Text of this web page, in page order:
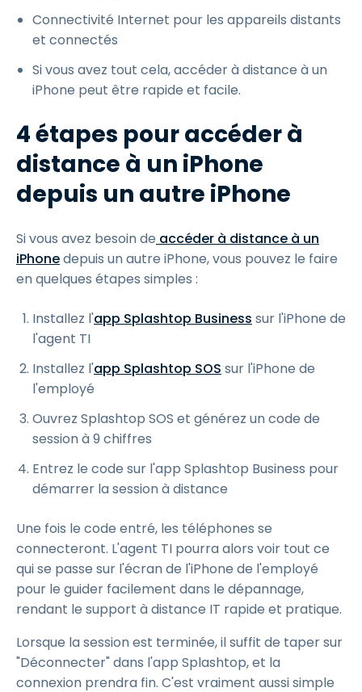
Connectivité Internet pour les appareils distants
et connectés
Si vous avez tout cela, accéder à distance à un
iPhone peut être rapide et facile.
4 étapes pour accéder à
distance à un iPhone
depuis un autre iPhone
Si vous avez besoin de accéder à distance à un
iPhonedepuis un autre iPhone, vous pouvez le faire
en quelques étapes simples :
Installez l'app Splashtop Business sur l'iPhone de
l'agent TI
Installez l'app Splashtop SOS sur l'iPhone de
l'employé
Ouvrez Splashtop SOS et générez un code de
session à 9 chiffres
Entrez le code sur l'app Splashtop Business pour
démarrer la session à distance
Une fois le code entré, les téléphones se
connecteront. L'agent TI pourra alors voir tout ce
qui se passe sur l'écran de l'iPhone de l'employé
pour le guider facilement dans le dépannage,
rendant le support à distance IT rapide et pratique.
Lorsque la session est terminée, il suffit de taper sur
"Déconnecter" dans l'app Splashtop, et la
connexion prendra fin. C'est vraiment aussi simple